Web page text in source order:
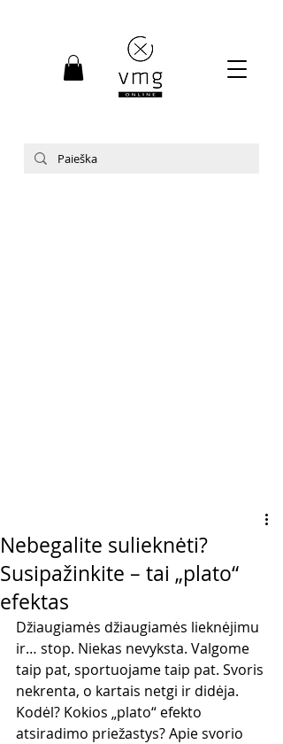
Nebegalite sulieknėti?
Susipažinkite – tai „plato“
efektas
Džiaugiamės džiaugiamės lieknėjimu
ir… stop. Niekas nevyksta. Valgome
taip pat, sportuojame taip pat. Svoris
nekrenta, o kartais netgi ir didėja.
Kodėl? Kokios „plato“ efekto
atsiradimo priežastys? Apie svorio